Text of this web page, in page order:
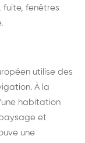
fuite, fenêtres
utilise des
À la
habitation
et
une